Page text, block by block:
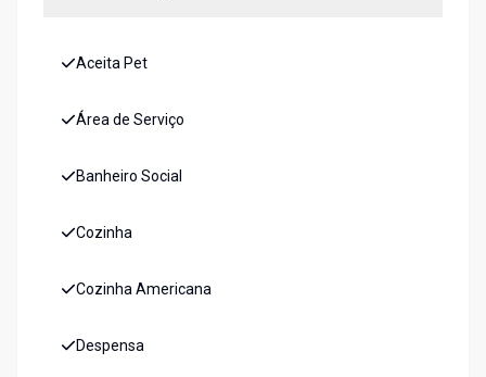
Aceita Pet
Área de Serviço
Banheiro Social
Cozinha
Cozinha Americana
Despensa